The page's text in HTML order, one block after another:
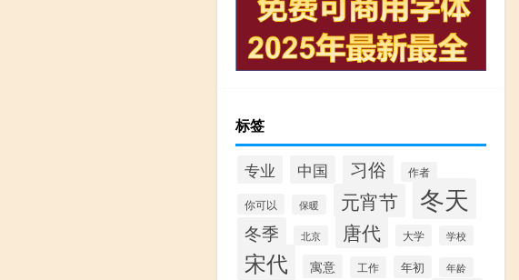
标签
专业 中国 习俗 作者
你可以 保暖 元宵节 冬天
冬季 北京 唐代 大学 学校
宋代 寓意 工作 年初 年龄